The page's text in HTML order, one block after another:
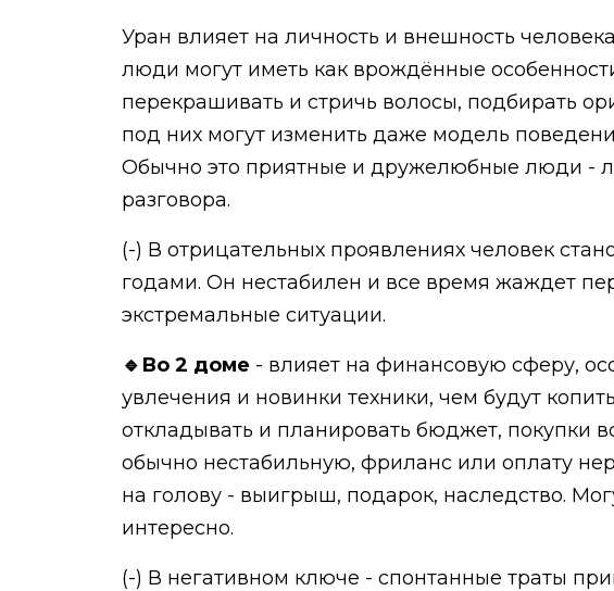
Уран влияет на личность и внешность
люди могут иметь как врождённые
перекрашивать и стричь волосы, подбирать
под них могут изменить даже модель
Обычно это приятные и дружелюбные люди -
разговора.
(-) В отрицательных проявлениях человек
годами. Он нестабилен и все время жаждет
экстремальные ситуации.
🔹Во 2 доме - влияет на финансовую сферу,
увлечения и новинки техники, чем будут
откладывать и планировать бюджет, покупки
обычно нестабильную, фриланс или оплату
на голову - выигрыш, подарок, наследство.
интересно.
(-) В негативном ключе - спонтанные траты